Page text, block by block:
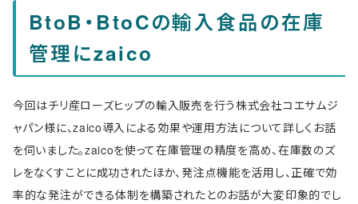
BtoB・BtoCの輸入食品の在庫
管理にzaico
今回はチリ産ローズヒップの輸入販売を行う株式会社コエサムジ
ャパン様に、zaico導入による効果や運用方法について詳しくお話
を伺いました。zaicoを使って在庫管理の精度を高め、在庫数のズ
レをなくすことに成功されたほか、発注点機能を活用し、正確で効
率的な発注ができる体制を構築されたとのお話が大変印象的でし